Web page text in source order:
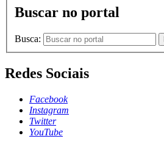
Buscar no portal
Busca:
Redes Sociais
Facebook
Instagram
Twitter
YouTube